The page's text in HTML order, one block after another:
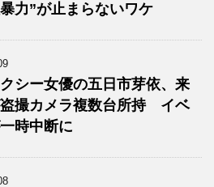
力”が止まらないワケ
シー女優の五日市芽依、来
撮カメラ複数台所持 イベ
時中断に